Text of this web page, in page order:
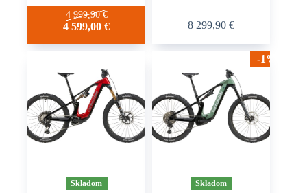
4 999,90€
4 599,00€ 8 299,90€
Skladom
-1%
Skladom